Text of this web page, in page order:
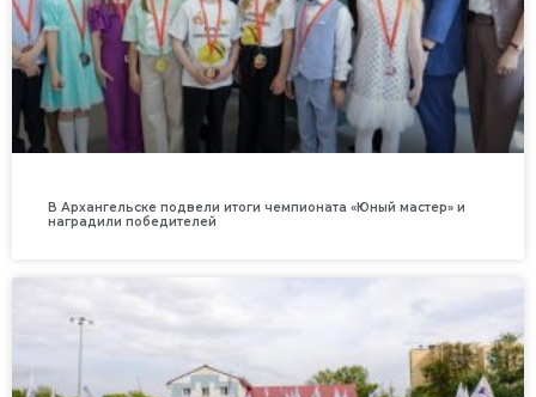
В Архангельске подвели итоги чемпионата «Юный мастер» и
наградили победителей